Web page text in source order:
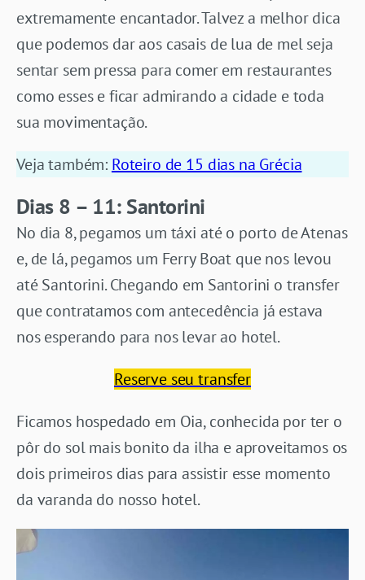
extremamente encantador. Talvez a melhor dica
que podemos dar aos casais de lua de mel seja
sentar sem pressa para comer em restaurantes
como esses e ficar admirando a cidade e toda
sua movimentação.
Veja também: Roteiro de 15 dias na Grécia
Dias 8 – 11: Santorini
No dia 8, pegamos um táxi até o porto de Atenas
e, de lá, pegamos um Ferry Boat que nos levou
até Santorini. Chegando em Santorini o transfer
que contratamos com antecedência já estava
nos esperando para nos levar ao hotel.
Reserve seu transfer
Ficamos hospedado em Oia, conhecida por ter o
pôr do sol mais bonito da ilha e aproveitamos os
dois primeiros dias para assistir esse momento
da varanda do nosso hotel.